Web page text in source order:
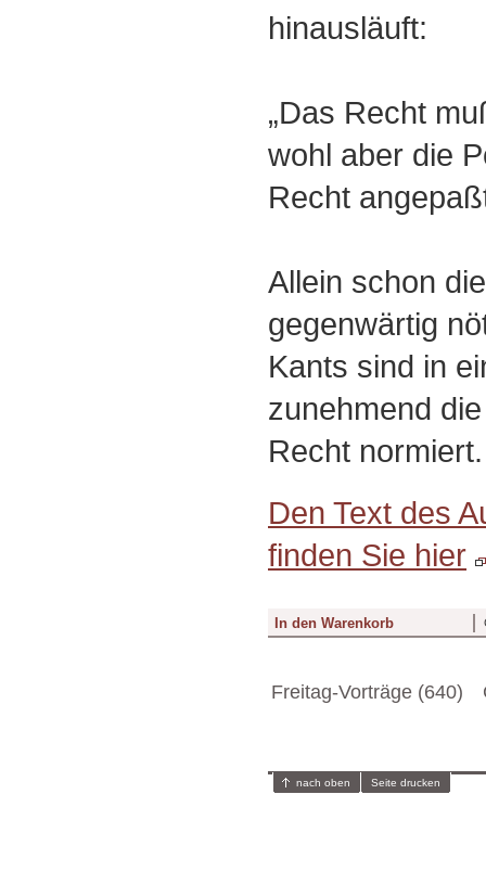
hinausläuft:
„Das Recht
wohl aber die
Recht
Allein schon
gegenwärtig
Kants sind in
zunehmend
Recht normiert.
Den Text des
finden Sie hier
Freitag-Vorträge (640)
nach oben Seite drucken